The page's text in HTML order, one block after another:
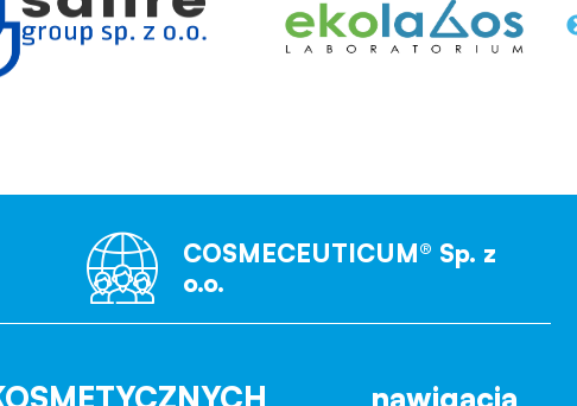
COSMECEUTICUM® Sp. z
o.o.
nawigacja